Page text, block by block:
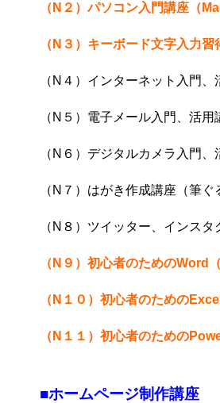
（N２ ）パソコン入門講座（
（N３） キーボード文字入力習
（N４）インターネット入門、
（N５）電子メール入門、活用
（N６）デジタルカメラ入門、
（N７）はがき作成講座（筆
（N８）ツイッター、インス
（N９） 初心者のためのWord
（N１０） 初心者のための
（N１１） 初心者のための
■ホームページ制作講座